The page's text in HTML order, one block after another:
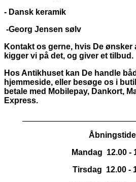
- Dansk keramik
-Georg Jensen sølv
Kontakt os gerne, hvis De
kigger vi på det, og giver et tilbud.
Hos Antikhuset kan De handle
hjemmeside, eller besøge os i
betale med Mobilepay, Dankort,
Express.
Mandag 12.00 -
Tirsdag 12.00 -